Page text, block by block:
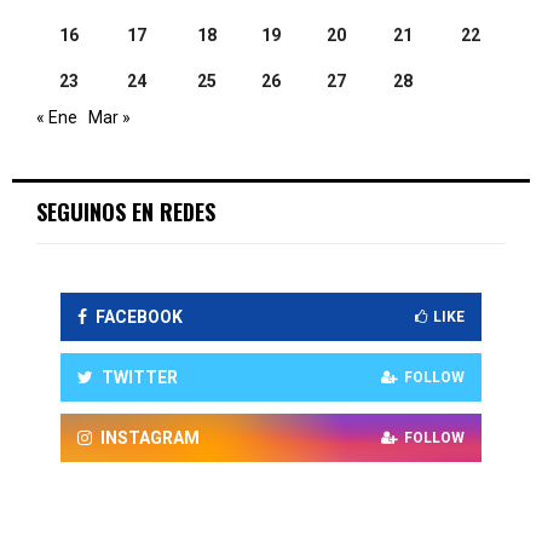
16 17 18 19 20 21 22
23 24 25 26 27
28
« Ene
Mar »
SEGUINOS EN REDES
FACEBOOK LIKE
TWITTER FOLLOW
INSTAGRAM FOLLOW